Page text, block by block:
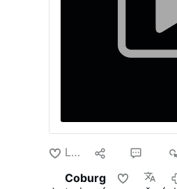
Lajk
Coburg